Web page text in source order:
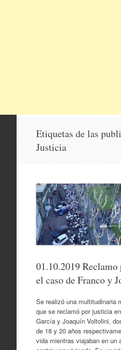
Etiquetas de las
Justicia
01.10.2019
el caso de Franco y
Se realizó una multitudinaria
que se reclamó por justicia
García y Joaquín Voltolini,
de 18 y 20 años
vida mientras viajaban en un